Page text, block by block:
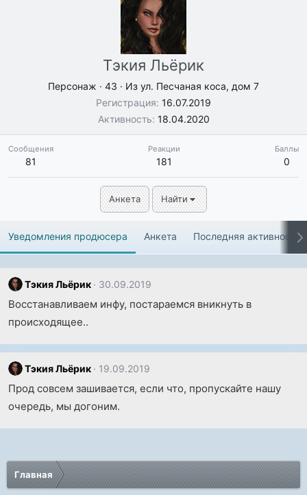
Тэкия Льёрик
Персонаж · 43 · Из ул. Песчаная коса, дом 7
Регистрация 16.07.2019
Активность 18.04.2020
Сообщения
81
Реакции
181
Баллы
0
Анкета Найти
Уведомления продюсера Анкета Последняя активность
Тэкия Льёрик 30.09.2019
Восстанавливаем инфу, постараемся вникнуть в
происходящее..
Тэкия Льёрик 19.09.2019
Прод совсем зашивается, если что, пропускайте нашу
очередь, мы догоним.
Главная